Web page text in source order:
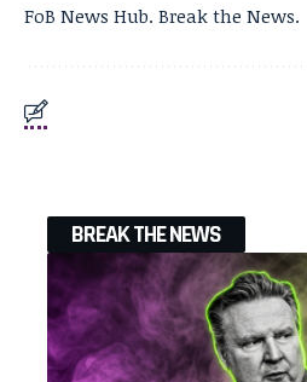
FoB News Hub. Break the News.
BREAK THE NEWS